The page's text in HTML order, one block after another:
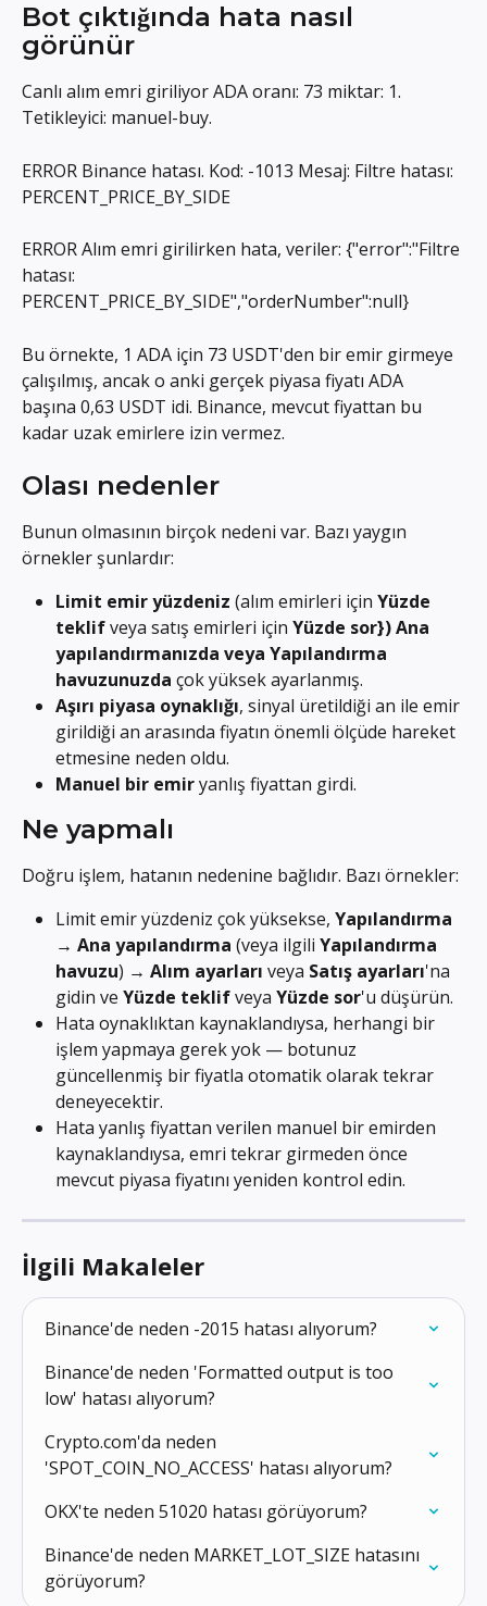
Bot çıktığında hata nasıl
görünür
Canlı alım emri giriliyor ADA oranı: 73 miktar: 1.
Tetikleyici: manuel-buy.
ERROR Binance hatası. Kod: -1013 Mesaj: Filtre hatası:
PERCENT_PRICE_BY_SIDE
ERROR Alım emri girilirken hata, veriler: {"error":"Filtre
hatası:
PERCENT_PRICE_BY_SIDE","orderNumber":null}
Bu örnekte, 1 ADA için 73 USDT'den bir emir girmeye
çalışılmış, ancak o anki gerçek piyasa fiyatı ADA
başına 0,63 USDT idi. Binance, mevcut fiyattan bu
kadar uzak emirlere izin vermez.
Olası nedenler
Bunun olmasının birçok nedeni var. Bazı yaygın
örnekler şunlardır:
Limit emir yüzdeniz (alım emirleri için Yüzde
teklif veya satış emirleri için Yüzde sor}) Ana
yapılandırmanızda veya Yapılandırma
havuzunuzda çok yüksek ayarlanmış.
Aşırı piyasa oynaklığı, sinyal üretildiği an ile emir
girildiği an arasında fiyatın önemli ölçüde hareket
etmesine neden oldu.
Manuel bir emir yanlış fiyattan girdi.
Ne yapmalı
Doğru işlem, hatanın nedenine bağlıdır. Bazı örnekler:
Limit emir yüzdeniz çok yüksekse, Yapılandırma
→ Ana yapılandırma (veya ilgili Yapılandırma
havuzu) → Alım ayarları veya Satış ayarları'na
gidin ve Yüzde teklif veya Yüzde sor'u düşürün.
Hata oynaklıktan kaynaklandıysa, herhangi bir
işlem yapmaya gerek yok — botunuz
güncellenmiş bir fiyatla otomatik olarak tekrar
deneyecektir.
Hata yanlış fiyattan verilen manuel bir emirden
kaynaklandıysa, emri tekrar girmeden önce
mevcut piyasa fiyatını yeniden kontrol edin.
İlgili Makaleler
Binance'de neden -2015 hatası alıyorum?
Binance'de neden 'Formatted output is too
low' hatası alıyorum?
Crypto.com'da neden
'SPOT_COIN_NO_ACCESS' hatası alıyorum?
OKX'te neden 51020 hatası görüyorum?
Binance'de neden MARKET_LOT_SIZE hatasını
görüyorum?